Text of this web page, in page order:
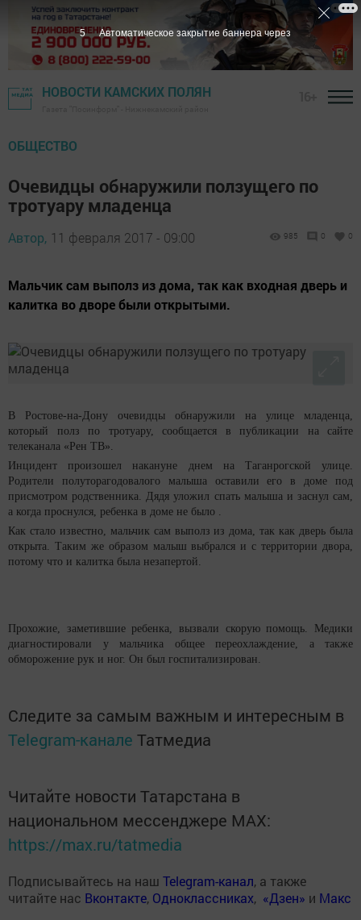
НОВОСТИ КАМСКИХ ПОЛЯН
ОБЩЕСТВО
Очевидцы обнаружили ползущего по
тротуару младенца
Автор, 11 февраля 2017 - 09:00 985 0 0
Мальчик сам выполз из дома, так как входная дверь и
калитка во дворе были открытыми.
В Ростове-на-Дону очевидцы обнаружили на улице младенца,
который полз по тротуару, сообщается в публикации на сайте
телеканала «Рен ТВ».
Инцидент произошел накануне днем на Таганрогской улице.
Родители полуторагодовалого малыша оставили его в доме под
присмотром родственника. Дядя уложил спать малыша и заснул сам,
а когда проснулся, ребенка в доме не было .
Как стало известно, мальчик сам выполз из дома, так как дверь была
открыта. Таким же образом малыш выбрался и с территории двора,
потому что и калитка была незапертой.
Прохожие, заметившие ребенка, вызвали скорую помощь. Медики
диагностировали у мальчика общее переохлаждение, а также
обморожение рук и ног. Он был госпитализирован.
Следите за самым важным и интересным в
Telegram-канале Татмедиа
Читайте новости Татарстана в
национальном мессенджере MАХ:
https://max.ru/tatmedia
Подписывайтесь на наш Telegram-канал, а также
читайте нас Вконтакте, Одноклассниках, «Дзен» и Макс
4 Автоматическое закрытие баннера через